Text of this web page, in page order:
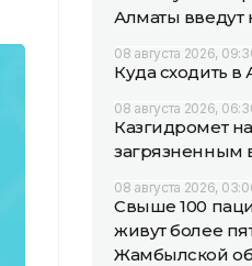
Алматы введут
08 августа 2026,
Куда сходить в
08 августа 2026,
Казгидромет
загрязненным
08 августа 2026,
Свыше 100
живут более
Жамбылской